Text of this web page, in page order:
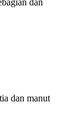
dan
dan manut